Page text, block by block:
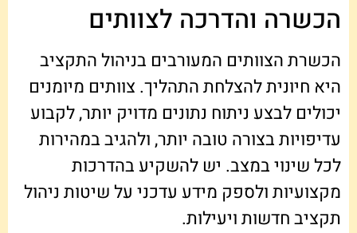
הכשרה והדרכה לצוותים
הכשרת הצוותים המעורבים בניהול התקציב
היא חיונית להצלחת התהליך. צוותים מיומנים
יכולים לבצע ניתוח נתונים מדויק יותר, לקבוע
עדיפויות בצורה טובה יותר, ולהגיב במהירות
לכל שינוי במצב. יש להשקיע בהדרכות
מקצועיות ולספק מידע עדכני על שיטות ניהול
תקציב חדשות ויעילות.